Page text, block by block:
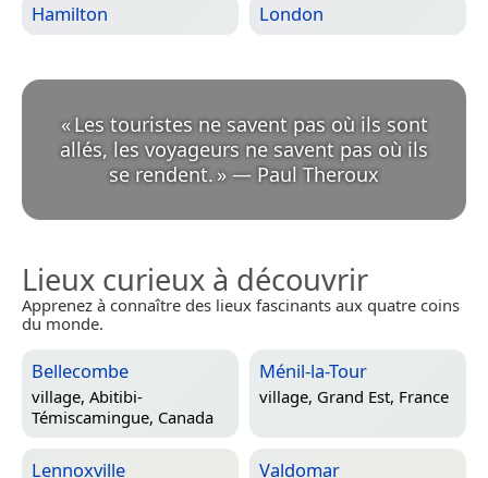
Hamilton London
«Les touristes ne savent pas où ils sont
allés, les voyageurs ne savent pas où ils
se rendent. » — Paul Theroux
Lieux curieux à découvrir
Apprenez à connaître des lieux fascinants aux quatre coins
du monde.
Bellecombe
village, Abitibi-
Témiscamingue, Canada
Ménil-la-Tour
village, Grand Est, France
Lennoxville Valdomar